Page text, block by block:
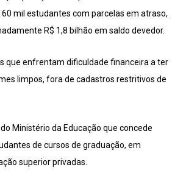
mil estudantes com parcelas em atraso,
R$ 1,8 bilhão em saldo devedor.
que enfrentam dificuldade financeira a ter
limpos, fora de cadastros restritivos de
Ministério da Educação que concede
de cursos de graduação, em
superior privadas.